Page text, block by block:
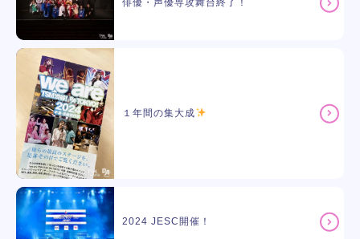
俳優・声優専攻舞台終了！
１年間の集大成
2024 JESC開催！